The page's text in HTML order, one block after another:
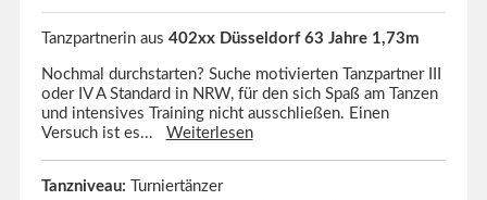
Tanzpartnerin aus 402xx Düsseldorf 63 Jahre 1,73m
Nochmal durchstarten? Suche motivierten Tanzpartner III
oder IV A Standard in NRW, für den sich Spaß am Tanzen
und intensives Training nicht ausschließen. Einen
Versuch ist es... Weiterlesen
Tanzniveau:
Turniertänzer